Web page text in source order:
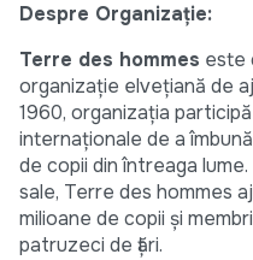
Despre Organizație:
Terre des hommes este
organizație elvețiană de
1960, organizația
internaționale de a
de copii din întreaga
sale, Terre des hommes
milioane de copii și
patruzeci de țări.